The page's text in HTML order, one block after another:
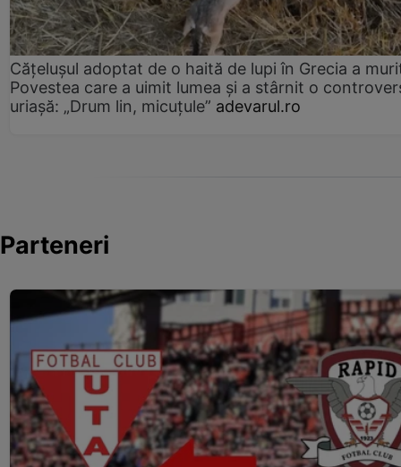
Cățelușul adoptat de o haită de lupi în Grecia a
Povestea care a uimit lumea și a stârnit o
uriașă: „Drum lin, micuțule” adevarul.ro
Parteneri